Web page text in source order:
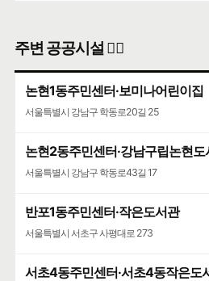
주변 공공시설 👨‍✈️
논현1동주민센터·보미나어린이집
서울특별시 강남구 학동로20길 25
논현2동주민센터·강남구립논현도
서울특별시 강남구 학동로43길 17
반포1동주민센터·작은도서관
서울특별시 서초구 사평대로 273
서초4동주민센터·서초4동작은도